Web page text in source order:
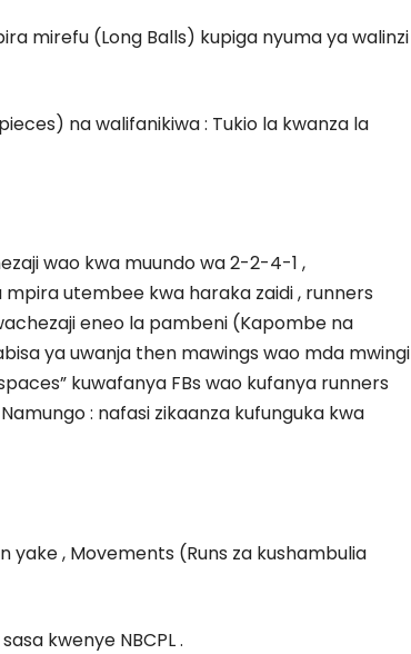
mirefu (Long Balls) kupiga nyuma ya walinzi
na walifanikiwa : Tukio la kwanza la
wao kwa muundo wa 2-2-4-1 ,
utembee kwa haraka zaidi , runners
eneo la pambeni (Kapombe na
ya uwanja then mawings wao mda mwingi
kuwafanya FBs wao kufanya runners
: nafasi zikaanza kufunguka kwa
yake , Movements (Runs za kushambulia
kwenye NBCPL .